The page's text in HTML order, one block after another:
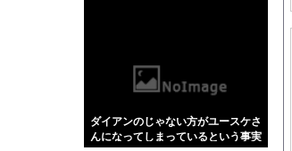
ダイアンのじゃない方がユースケさ
んになってしまっているという事実